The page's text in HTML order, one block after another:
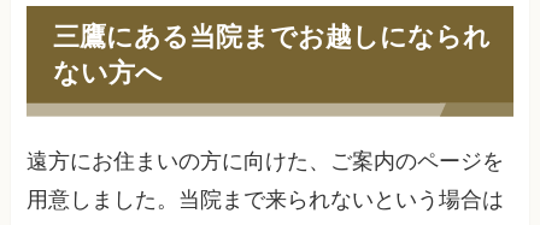
三鷹にある当院までお越しになられ
ない方へ
遠方にお住まいの方に向けた、ご案内のページを
用意しました。当院まで来られないという場合は